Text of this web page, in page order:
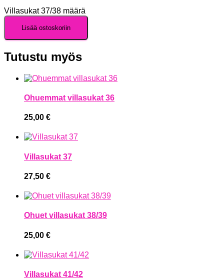
Villasukat 37/38 määrä
Lisää ostoskoriin
Tutustu myös
Ohuemmat villasukat 36
25,00 €
Villasukat 37
27,50 €
Ohuet villasukat 38/39
25,00 €
Villasukat 41/42